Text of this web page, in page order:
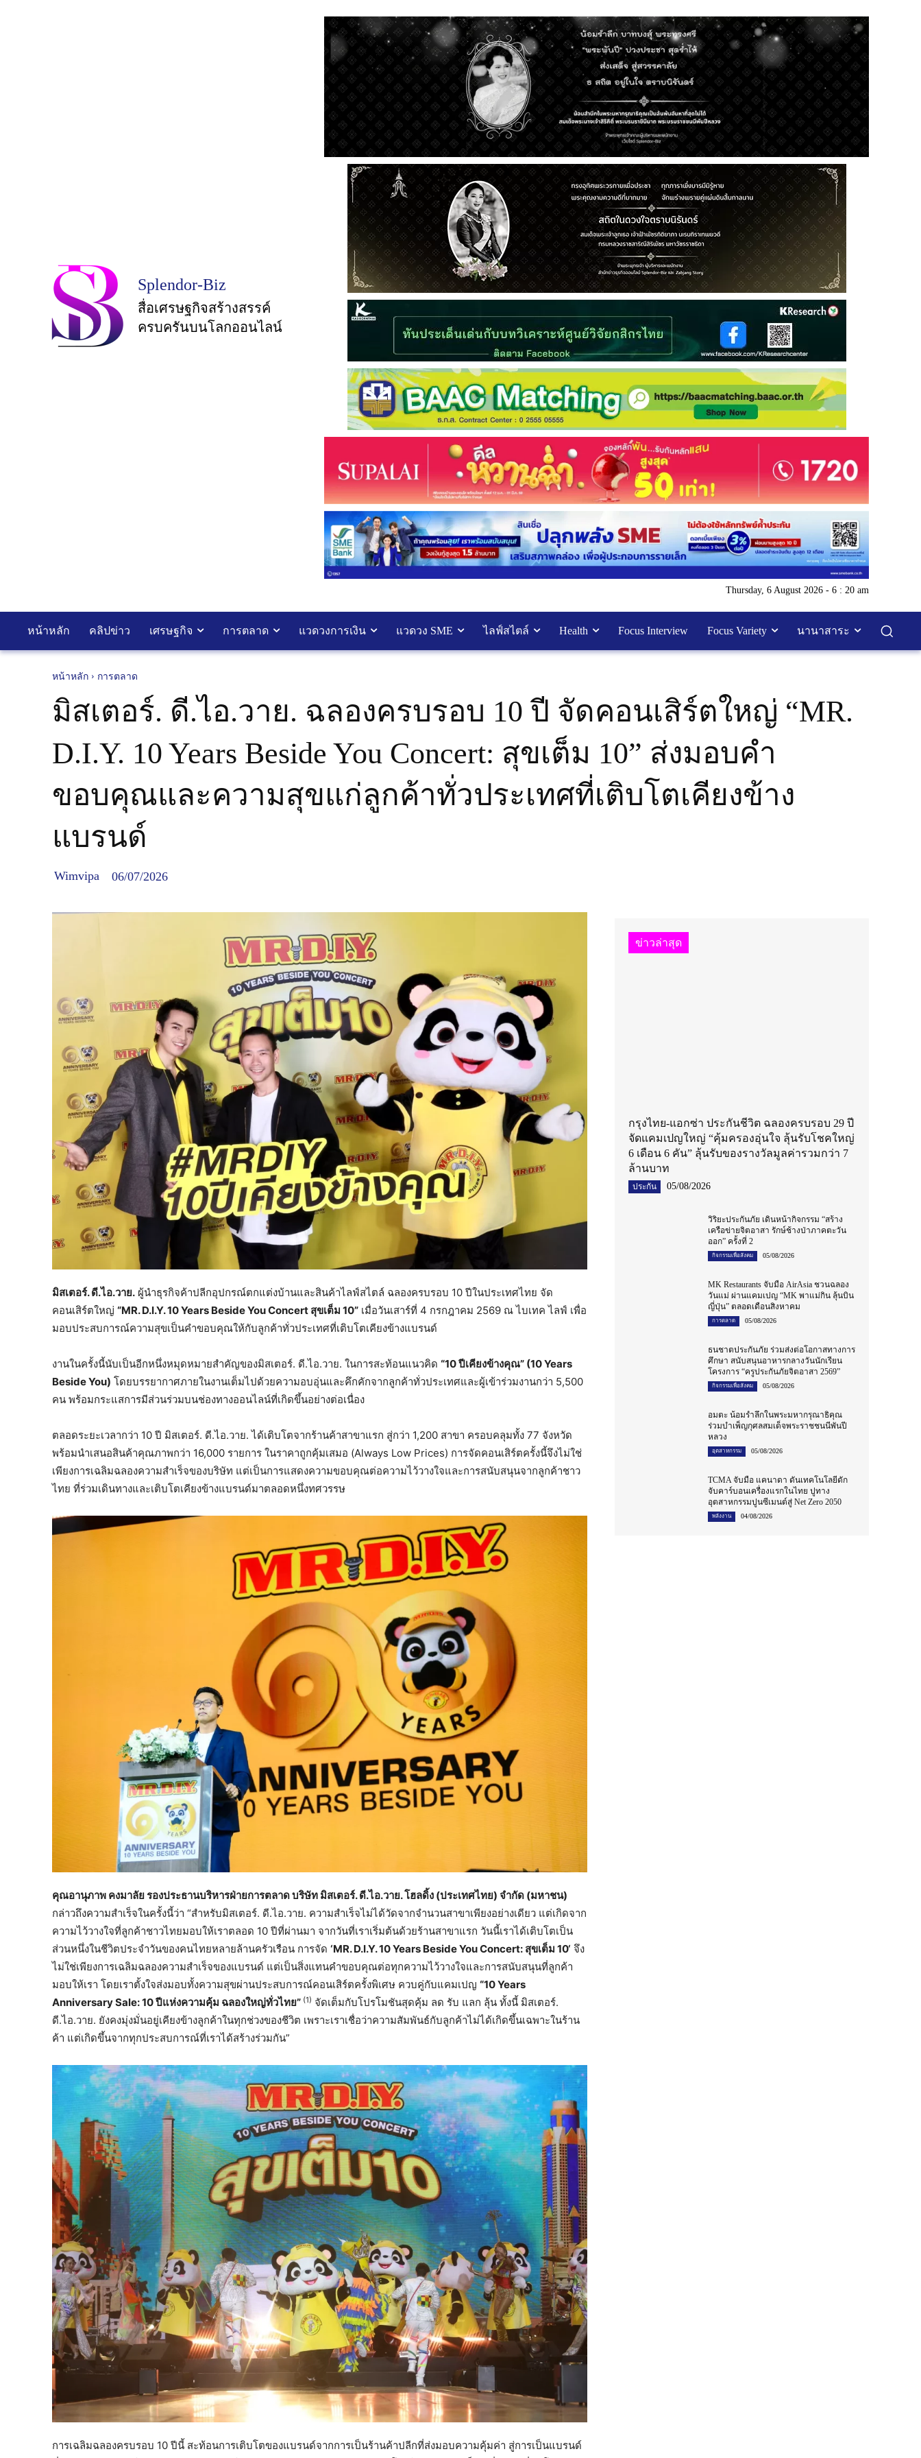
Splendor-Biz
สื่อเศรษฐกิจสร้างสรรค์
ครบครันบนโลกออนไลน์
Thursday, 6 August 2026 - 6 : 20 am
หน้าหลัก คลิปข่าว เศรษฐกิจ การตลาด แวดวงการเงิน แวดวง SME ไลฟ์สไตล์ Health Focus Interview Focus Variety นานาสาระ
หน้าหลัก การตลาด
มิสเตอร์. ดี.ไอ.วาย. ฉลองครบรอบ 10 ปี จัดคอนเสิร์ตใหญ่ “MR.
D.I.Y. 10 Years Beside You Concert: สุขเต็ม 10” ส่งมอบคำ
ขอบคุณและความสุขแก่ลูกค้าทั่วประเทศที่เติบโตเคียงข้าง
แบรนด์
Wimvipa 06/07/2026
มิสเตอร์. ดี.ไอ.วาย. ผู้นำธุรกิจค้าปลีกอุปกรณ์ตกแต่งบ้านและสินค้าไลฟ์สไตล์ ฉลองครบรอบ 10 ปีในประเทศไทย จัด
คอนเสิร์ตใหญ่ “MR. D.I.Y. 10 Years Beside You Concert สุขเต็ม 10” เมื่อวันเสาร์ที่ 4 กรกฎาคม 2569 ณ ไบเทค ไลฟ์ เพื่อ
มอบประสบการณ์ความสุขเป็นคำขอบคุณให้กับลูกค้าทั่วประเทศที่เติบโตเคียงข้างแบรนด์
งานในครั้งนี้นับเป็นอีกหนึ่งหมุดหมายสำคัญของมิสเตอร์. ดี.ไอ.วาย. ในการสะท้อนแนวคิด “10 ปีเคียงข้างคุณ” (10Years
Beside You) โดยบรรยากาศภายในงานเต็มไปด้วยความอบอุ่นและคึกคักจากลูกค้าทั่วประเทศและผู้เข้าร่วมงานกว่า 5,500
คน พร้อมกระแสการมีส่วนร่วมบนช่องทางออนไลน์ที่เกิดขึ้นอย่างต่อเนื่อง
ตลอดระยะเวลากว่า 10 ปี มิสเตอร์. ดี.ไอ.วาย. ได้เติบโตจากร้านค้าสาขาแรก สู่กว่า 1,200 สาขา ครอบคลุมทั้ง 77 จังหวัด
พร้อมนำเสนอสินค้าคุณภาพกว่า 16,000 รายการ ในราคาถูกคุ้มเสมอ (Always Low Prices) การจัดคอนเสิร์ตครั้งนี้จึงไม่ใช่
เพียงการเฉลิมฉลองความสำเร็จของบริษัท แต่เป็นการแสดงความขอบคุณต่อความไว้วางใจและการสนับสนุนจากลูกค้าชาว
ไทย ที่ร่วมเดินทางและเติบโตเคียงข้างแบรนด์มาตลอดหนึ่งทศวรรษ
คุณอานุภาพ คงมาลัย รองประธานบริหารฝ่ายการตลาด บริษัท มิสเตอร์. ดี.ไอ.วาย. โฮลดิ้ง (ประเทศไทย) จำกัด (มหาชน)
กล่าวถึงความสำเร็จในครั้งนี้ว่า “สำหรับมิสเตอร์. ดี.ไอ.วาย. ความสำเร็จไม่ได้วัดจากจำนวนสาขาเพียงอย่างเดียว แต่เกิดจาก
ความไว้วางใจที่ลูกค้าชาวไทยมอบให้เราตลอด 10 ปีที่ผ่านมา จากวันที่เราเริ่มต้นด้วยร้านสาขาแรก วันนี้เราได้เติบโตเป็น
ส่วนหนึ่งในชีวิตประจำวันของคนไทยหลายล้านครัวเรือน การจัด ‘MR. D.I.Y.10Years Beside You Concert: สุขเต็ม 10‘ จึง
ไม่ใช่เพียงการเฉลิมฉลองความสำเร็จของแบรนด์ แต่เป็นสิ่งแทนคำขอบคุณต่อทุกความไว้วางใจและการสนับสนุนที่ลูกค้า
มอบให้เรา โดยเราตั้งใจส่งมอบทั้งความสุขผ่านประสบการณ์คอนเสิร์ตครั้งพิเศษ ควบคู่กับแคมเปญ “10Years
Anniversary Sale:10 ปีแห่งความคุ้ม ฉลองใหญ่ทั่วไทย” (1) จัดเต็มกับโปรโมชันสุดคุ้ม ลด รับ แลก ลุ้น ทั้งนี้ มิสเตอร์.
ดี.ไอ.วาย. ยังคงมุ่งมั่นอยู่เคียงข้างลูกค้าในทุกช่วงของชีวิต เพราะเราเชื่อว่าความสัมพันธ์กับลูกค้าไม่ได้เกิดขึ้นเฉพาะในร้าน
ค้า แต่เกิดขึ้นจากทุกประสบการณ์ที่เราได้สร้างร่วมกัน”
การเฉลิมฉลองครบรอบ 10 ปีนี้ สะท้อนการเติบโตของแบรนด์จากการเป็นร้านค้าปลีกที่ส่งมอบความคุ้มค่า สู่การเป็นแบรนด์
ข่าวล่าสุด
กรุงไทย-แอกซ่า ประกันชีวิต ฉลองครบรอบ 29 ปี
จัดแคมเปญใหญ่ “คุ้มครองอุ่นใจ ลุ้นรับโชคใหญ่
6 เดือน 6 คัน” ลุ้นรับของรางวัลมูลค่ารวมกว่า 7
ล้านบาท
ประกัน 05/08/2026
วิริยะประกันภัย เดินหน้ากิจกรรม “สร้าง
เครือข่ายจิตอาสา รักษ์ช้างป่าภาคตะวัน
ออก” ครั้งที่ 2
กิจกรรมเพื่อสังคม 05/08/2026
MK Restaurants จับมือ AirAsia ชวนฉลอง
วันแม่ ผ่านแคมเปญ “MK พาแม่กิน ลุ้นบิน
ญี่ปุ่น” ตลอดเดือนสิงหาคม
การตลาด 05/08/2026
ธนชาตประกันภัย ร่วมส่งต่อโอกาสทางการ
ศึกษา สนับสนุนอาหารกลางวันนักเรียน
โครงการ “ครูประกันภัยจิตอาสา 2569”
กิจกรรมเพื่อสังคม 05/08/2026
อมตะ น้อมรำลึกในพระมหากรุณาธิคุณ
ร่วมบำเพ็ญกุศลสมเด็จพระราชชนนีพันปี
หลวง
อุตสาหกรรม 05/08/2026
TCMA จับมือ แคนาดา ดันเทคโนโลยีดัก
จับคาร์บอนเครื่องแรกในไทย ปูทาง
อุตสาหกรรมปูนซีเมนต์สู่ Net Zero 2050
พลังงาน 04/08/2026